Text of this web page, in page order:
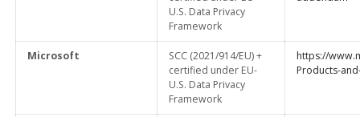
U.S. Data Privacy
Framework
Microsoft
SCC (2021/914/EU) +
certified under EU-
U.S. Data Privacy
Framework
https://
Products-